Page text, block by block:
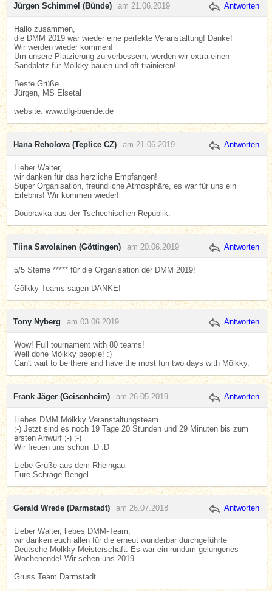
Jürgen Schimmel (Bünde) am 21.06.2019 Antworten
Hallo zusammen,
die DMM 2019 war wieder eine perfekte Veranstaltung! Danke!
Wir werden wieder kommen!
Um unsere Platzierung zu verbessern, werden wir extra einen
Sandplatz für Mölkky bauen und oft trainieren!
Beste Grüße
Jürgen, MS Elsetal
website: www.dfg-buende.de
Hana Reholova (Teplice CZ) am 21.06.2019 Antworten
Lieber Walter,
wir danken für das herzliche Empfangen!
Super Organisation, freundliche Atmosphäre, es war für uns ein
Erlebnis! Wir kommen wieder!
Doubravka aus der Tschechischen Republik.
Tiina Savolainen (Göttingen) am 20.06.2019 Antworten
5/5 Sterne ***** für die Organisation der DMM 2019!
Gölkky-Teams sagen DANKE!
Tony Nyberg am 03.06.2019 Antworten
Wow! Full tournament with 80 teams!
Well done Mölkky people! :)
Can't wait to be there and have the most fun two days with Mölkky.
Frank Jäger (Geisenheim) am 26.05.2019 Antworten
Liebes DMM Mölkky Veranstaltungsteam
;-) Jetzt sind es noch 19 Tage 20 Stunden und 29 Minuten bis zum
ersten Anwurf ;-) ;-)
Wir freuen uns schon :D :D
Liebe Grüße aus dem Rheingau
Eure Schräge Bengel
Gerald Wrede (Darmstadt) am 26.07.2018 Antworten
Lieber Walter, liebes DMM-Team,
wir danken euch allen für die erneut wunderbar durchgeführte
Deutsche Mölkky-Meisterschaft. Es war ein rundum gelungenes
Wochenende! Wir sehen uns 2019.
Gruss Team Darmstadt